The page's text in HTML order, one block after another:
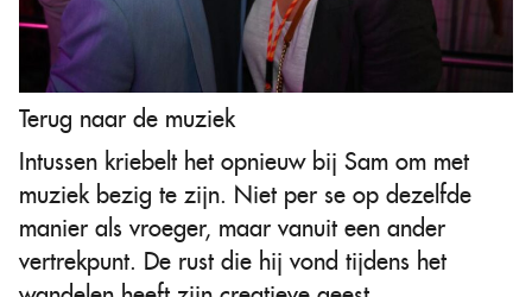
Terug naar de muziek
Intussen kriebelt het opnieuw bij Sam om met
muziek bezig te zijn. Niet per se op dezelfde
manier als vroeger, maar vanuit een ander
vertrekpunt. De rust die hij vond tijdens het